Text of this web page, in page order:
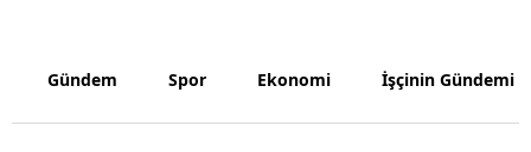
Gündem Spor Ekonomi İşçinin Gündemi